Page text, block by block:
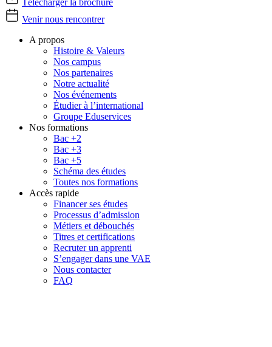
Télécharger la brochure
Venir nous rencontrer
A propos
Histoire & Valeurs
Nos campus
Nos partenaires
Notre actualité
Nos événements
Étudier à l’international
Groupe Eduservices
Nos formations
Bac +2
Bac +3
Bac +5
Schéma des études
Toutes nos formations
Accès rapide
Financer ses études
Processus d’admission
Métiers et débouchés
Titres et certifications
Recruter un apprenti
S’engager dans une VAE
Nous contacter
FAQ